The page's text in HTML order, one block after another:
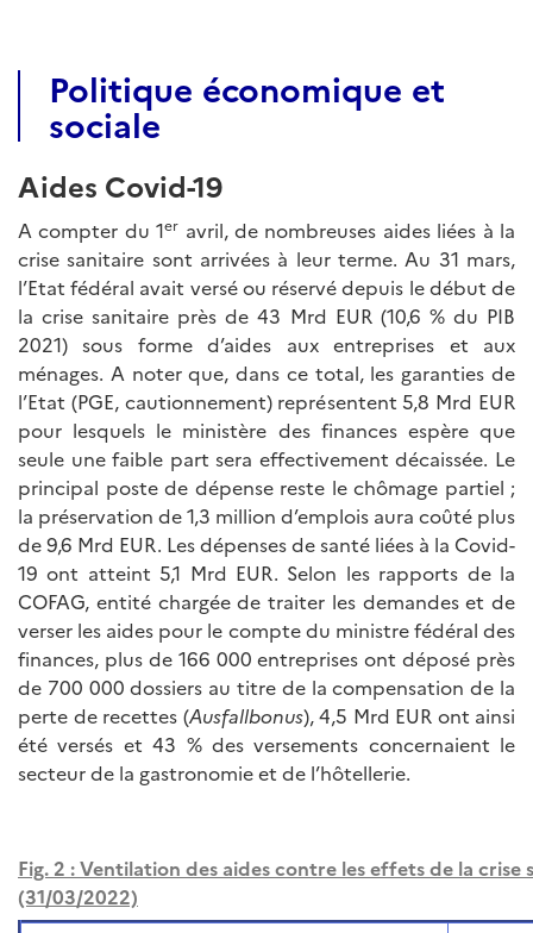
Politique économique et
sociale
Aides Covid-19
A compter du 1er avril, de nombreuses aides liées à la
crise sanitaire sont arrivées à leur terme. Au 31 mars,
l’Etat fédéral avait versé ou réservé depuis le début de
la crise sanitaire près de 43 Mrd EUR (10,6 % du PIB
2021) sous forme d’aides aux entreprises et aux
ménages. A noter que, dans ce total, les garanties de
l’Etat (PGE, cautionnement) représentent 5,8 Mrd EUR
pour lesquels le ministère des finances espère que
seule une faible part sera effectivement décaissée. Le
principal poste de dépense reste le chômage partiel ;
la préservation de 1,3 million d’emplois aura coûté plus
de 9,6 Mrd EUR. Les dépenses de santé liées à la Covid-
19 ont atteint 5,1 Mrd EUR. Selon les rapports de la
COFAG, entité chargée de traiter les demandes et de
verser les aides pour le compte du ministre fédéral des
finances, plus de 166 000 entreprises ont déposé près
de 700 000 dossiers au titre de la compensation de la
perte de recettes (Ausfallbonus), 4,5 Mrd EUR ont ainsi
été versés et 43 % des versements concernaient le
secteur de la gastronomie et de l’hôtellerie.
Fig. 2 : Ventilation des aides contre les effets de la crise
(31/03/2022)